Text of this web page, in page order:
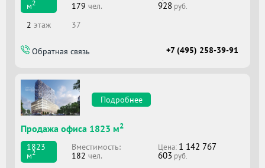
м2
179 чел. 928 руб.
2 этаж 37
Обратная связь +7 (495) 258-39-91
Подробнее
Продажа офиса 1823 м2
1823
м2
Вместимоcть:
182 чел.
Цена: 1 142 767
603 руб.